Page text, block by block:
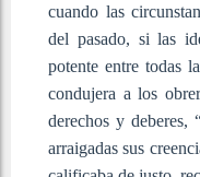
cuando las
del pasado, si las
potente entre todas
condujera a los
derechos y deberes,
arraigadas sus